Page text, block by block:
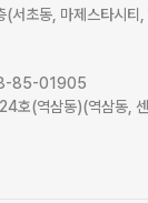
초동, 마제스타시티,
85-01905
호(역삼동)(역삼동,